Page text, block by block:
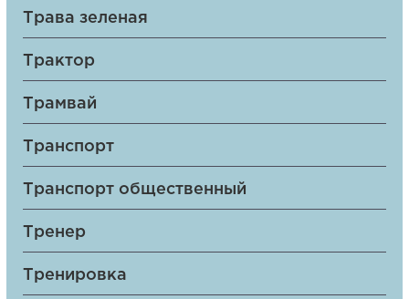
Трава зеленая
Трактор
Трамвай
Транспорт
Транспорт общественный
Тренер
Тренировка